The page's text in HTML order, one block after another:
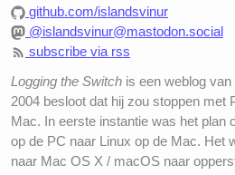
github.com/islandsvinur
@islandsvinur@mastodon.social
subscribe via rss
Logging the Switch is een weblog
2004 besloot dat hij zou stoppen met
Mac. In eerste instantie was het plan
op de PC naar Linux op de Mac. Het
naar Mac OS X / macOS naar